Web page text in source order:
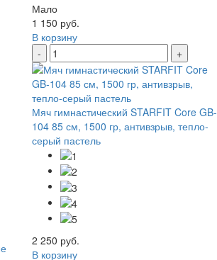
Мало
1 150 руб.
В корзину
-
+
Мяч гимнастический STARFIT Core GB-
104 85 см, 1500 гр, антивзрыв, тепло-
серый пастель
2 250 руб.
В корзину